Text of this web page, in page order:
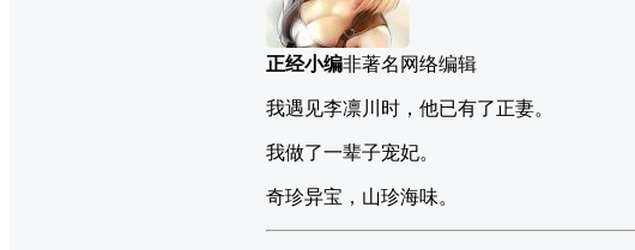
正经小编非著名网络编辑
我遇见李凛川时，他已有了正妻。
我做了一辈子宠妃。
奇珍异宝，山珍海味。